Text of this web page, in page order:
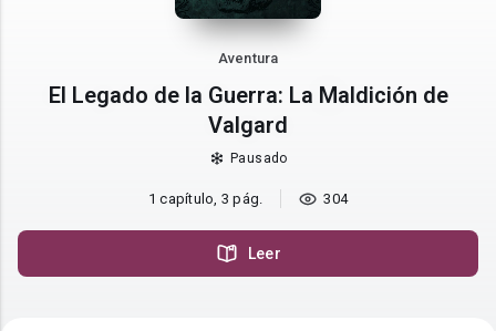
Aventura
El Legado de la Guerra: La Maldición de
Valgard
Pausado
1 capítulo, 3 pág. 304
Leer